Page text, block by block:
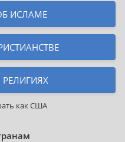
ИСЛАМЕ
какСША